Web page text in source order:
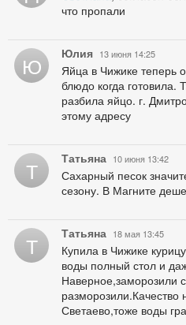
что пропали
Ю Юлия 13 июня 14:25
Яйца в Чижике теперь
блюдо когда готовила.
разбила яйцо. г.
этому адресу
Т Татьяна 10 июня 13:42
Сахарный песок
сезону. В Магните
Т Татьяна 18 мая 13:45
Купила в Чижике
воды полный стол и
Наверное,заморозили
разморозили.Качество
Светаево,тоже воды